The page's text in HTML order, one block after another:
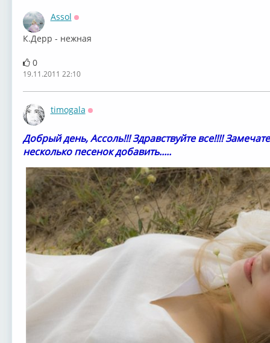
Assol
К.Дерр - нежная
0
19.11.2011 22:10
timogala
Добрый день, Ассоль!!! Здравствуйте все!!!!
несколько песенок добавить.....